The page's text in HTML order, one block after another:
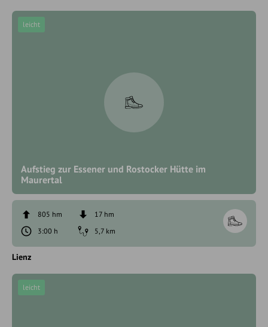
Aufstieg zur Essener und Rostocker Hütte im
Maurertal
leicht
805 hm
17 hm
3:00 h
5,7 km
Lienz
leicht